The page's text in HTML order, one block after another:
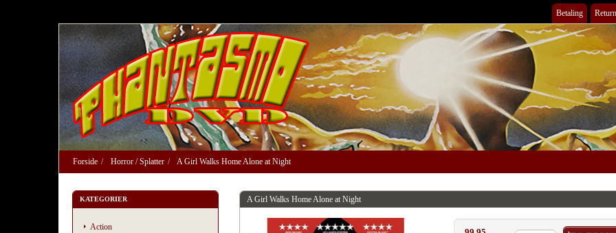
Betaling
Forside Horror / Splatter A Girl Walks Home Alone at Night
KATEGORIER
Action
A Girl Walks Home Alone at Night